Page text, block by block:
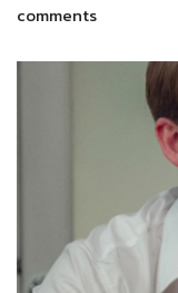
comments